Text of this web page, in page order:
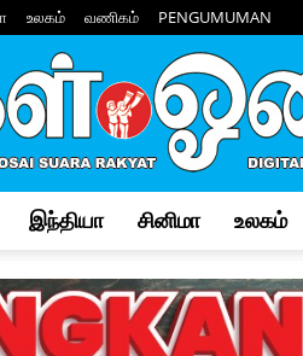
உலகம் வணிகம் PENGUMUMAN
இந்தியா சினிமா உலகம்